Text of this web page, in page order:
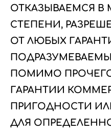
ОТКАЗЫВАЕМСЯ
СТЕПЕНИ,
ОТ ЛЮБЫХ
ПОМИМО
ГАРАНТИИ
ПРИГОДНОСТИ
ДЛЯ